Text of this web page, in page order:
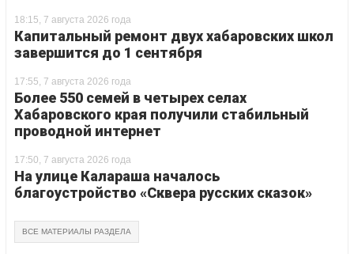
18:15, 7 августа 2026 года
Капитальный ремонт двух хабаровских школ
завершится до 1 сентября
17:55, 7 августа 2026 года
Более 550 семей в четырех селах
Хабаровского края получили стабильный
проводной интернет
17:50, 7 августа 2026 года
На улице Калараша началось
благоустройство «Сквера русских сказок»
ВСЕ МАТЕРИАЛЫ РАЗДЕЛА